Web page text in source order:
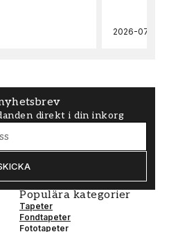
2026-07-22
direkt i din inkorg
Populära kategorier
Tapeter
Fondtapeter
Fototapeter